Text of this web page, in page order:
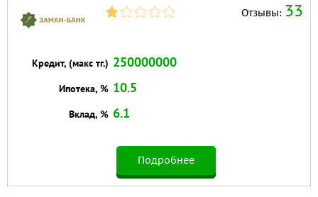
Отзывы: 33
Подробнее
Кредит, (макс тг.) 250000000
Ипотека, % 10.5
Вклад, % 6.1